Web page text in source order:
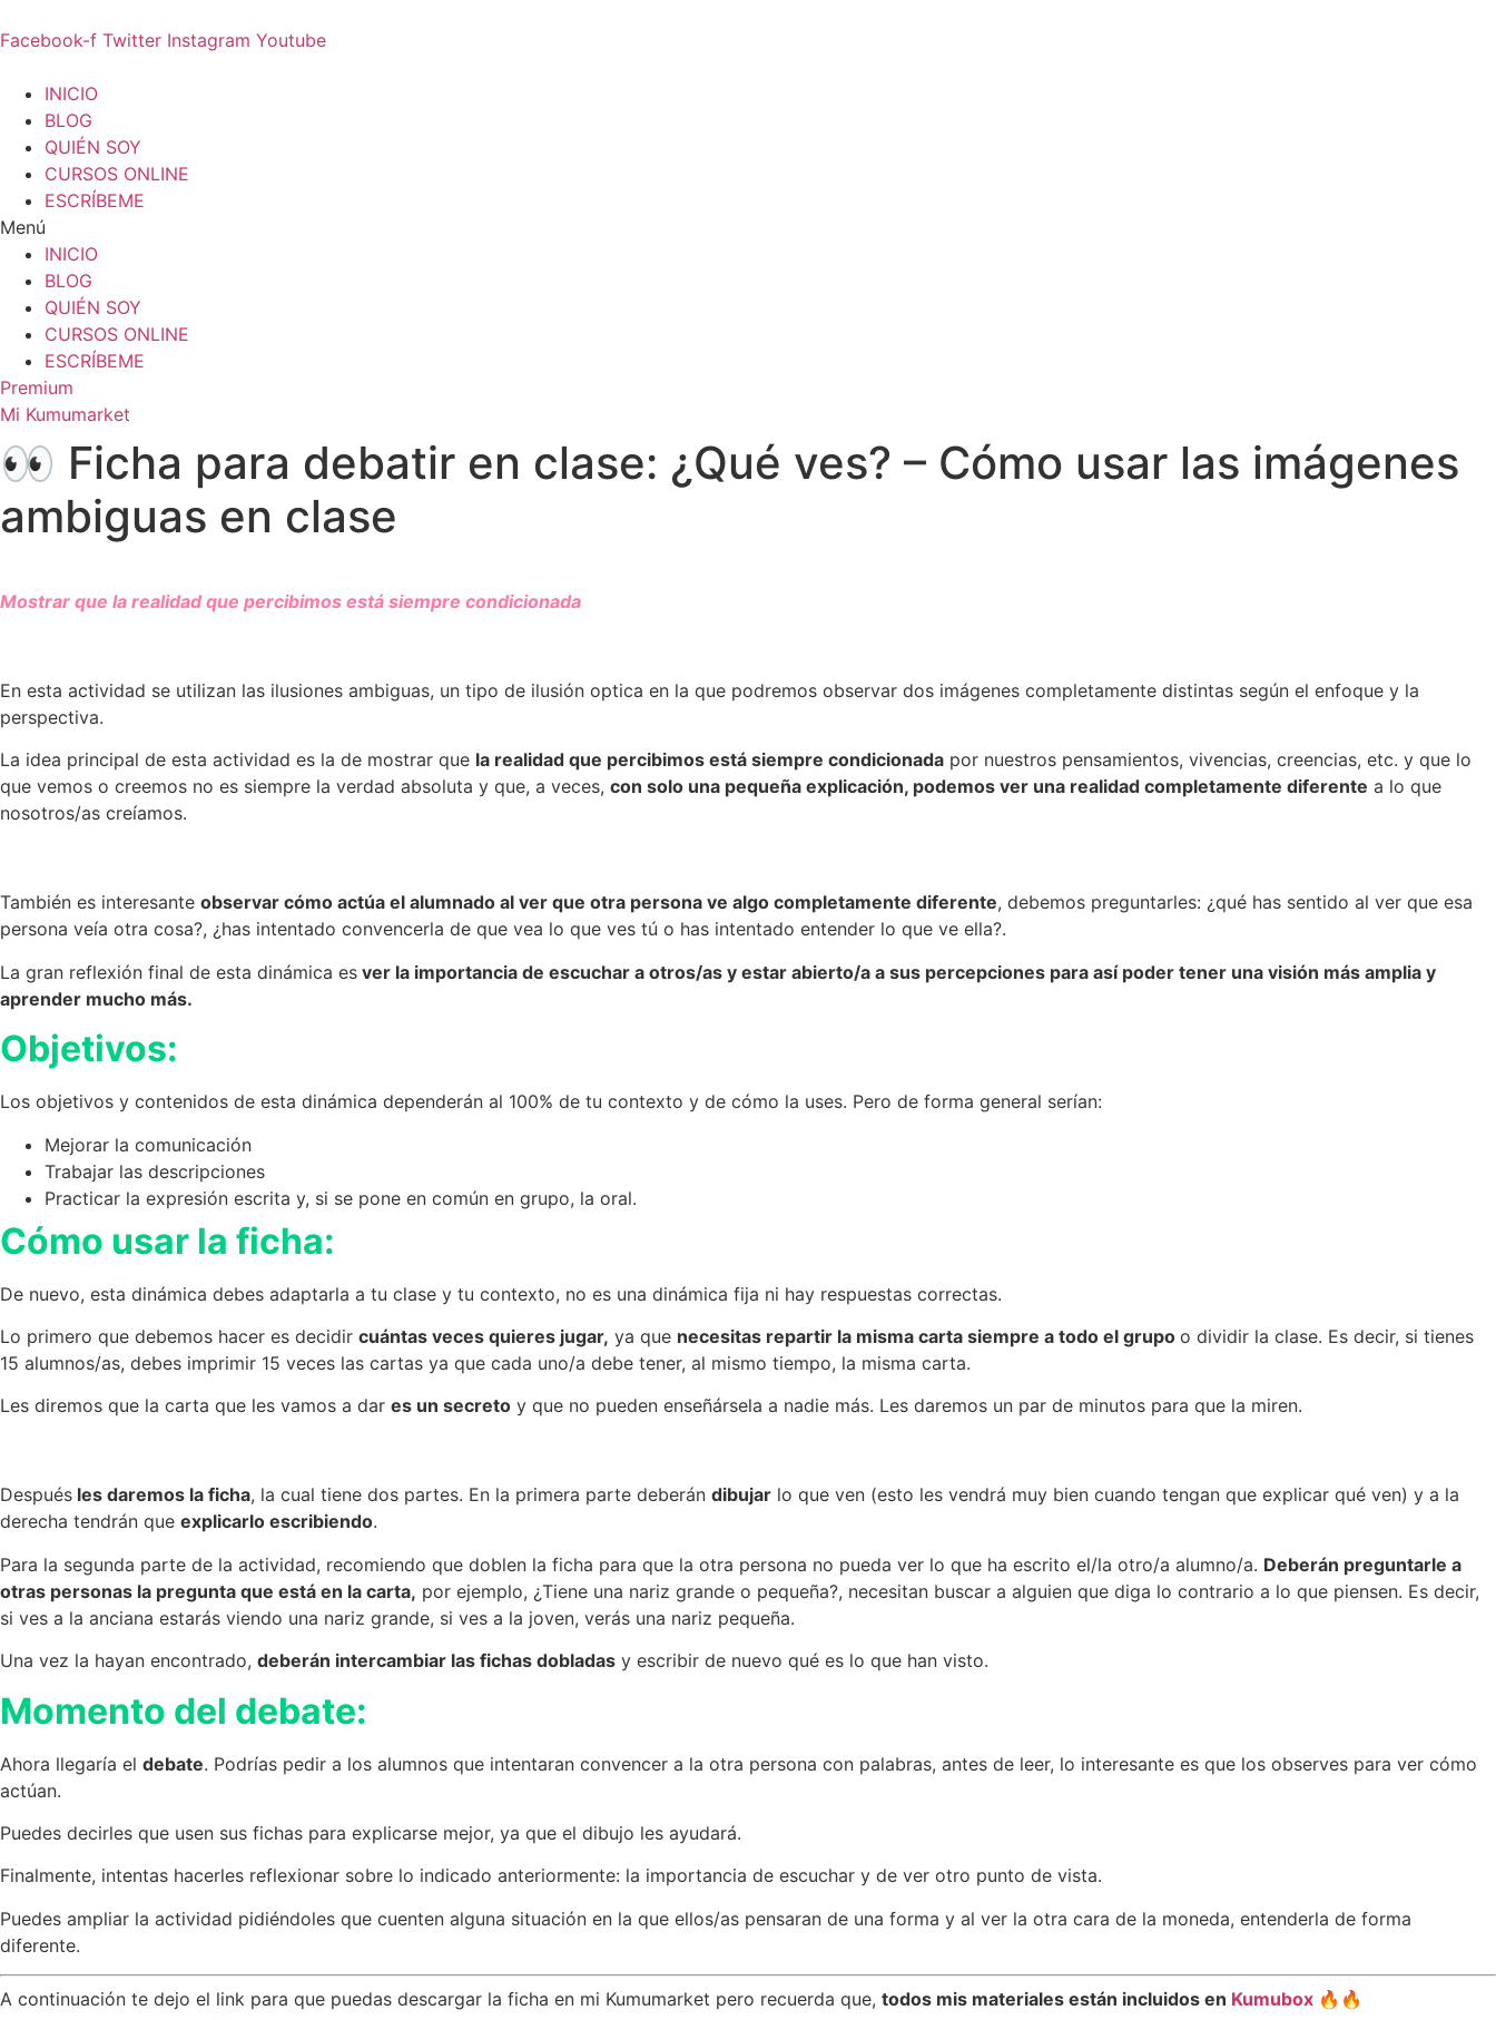
al
Facebook-f Twitter Instagram Youtube
INICIO
BLOG
QUIÉN SOY
CURSOS ONLINE
ESCRÍBEME
Menú
INICIO
BLOG
QUIÉN SOY
CURSOS ONLINE
ESCRÍBEME
Premium
Mi Kumumarket
👀 Ficha para debatir en clase: ¿Qué ves? – Cómo usar las imágenes
ambiguas en clase
Mostrar que la realidad que percibimos está siempre condicionada
En esta actividad se utilizan las ilusiones ambiguas, un tipo de ilusión optica en la que podremos observar dos imágenes completamente distintas según el enfoque y la
perspectiva.
La idea principal de esta actividad es la de mostrar que la realidad que percibimos está siempre condicionada por nuestros pensamientos, vivencias, creencias, etc. y que lo
que vemos o creemos no es siempre la verdad absoluta y que, a veces, con solo una pequeña explicación, podemos ver una realidad completamente diferente a lo que
nosotros/as creíamos.
También es interesante observar cómo actúa el alumnado al ver que otra persona ve algo completamente diferente, debemos preguntarles: ¿qué has sentido al ver que esa
persona veía otra cosa?, ¿has intentado convencerla de que vea lo que ves tú o has intentado entender lo que ve ella?.
La gran reflexión final de esta dinámica es ver la importancia de escuchar a otros/as y estar abierto/a a sus percepciones para así poder tener una visión más amplia y
aprender mucho más.
Objetivos:
Los objetivos y contenidos de esta dinámica dependerán al 100% de tu contexto y de cómo la uses. Pero de forma general serían:
Mejorar la comunicación
Trabajar las descripciones
Practicar la expresión escrita y, si se pone en común en grupo, la oral.
Cómo usar la ficha:
De nuevo, esta dinámica debes adaptarla a tu clase y tu contexto, no es una dinámica fija ni hay respuestas correctas.
Lo primero que debemos hacer es decidir cuántas veces quieres jugar, ya que necesitas repartir la misma carta siempre a todo el grupo o dividir la clase. Es decir, si tienes
15 alumnos/as, debes imprimir 15 veces las cartas ya que cada uno/a debe tener, al mismo tiempo, la misma carta.
Les diremos que la carta que les vamos a dar es un secreto y que no pueden enseñársela a nadie más. Les daremos un par de minutos para que la miren.
Después les daremos la ficha, la cual tiene dos partes. En la primera parte deberán dibujar lo que ven (esto les vendrá muy bien cuando tengan que explicar qué ven) y a la
derecha tendrán que explicarlo escribiendo.
Para la segunda parte de la actividad, recomiendo que doblen la ficha para que la otra persona no pueda ver lo que ha escrito el/la otro/a alumno/a. Deberán preguntarle a
otras personas la pregunta que está en la carta, por ejemplo, ¿Tiene una nariz grande o pequeña?, necesitan buscar a alguien que diga lo contrario a lo que piensen. Es decir,
si ves a la anciana estarás viendo una nariz grande, si ves a la joven, verás una nariz pequeña.
Una vez la hayan encontrado, deberán intercambiar las fichas dobladas y escribir de nuevo qué es lo que han visto.
Momento del debate:
Ahora llegaría el debate. Podrías pedir a los alumnos que intentaran convencer a la otra persona con palabras, antes de leer, lo interesante es que los observes para ver cómo
actúan.
Puedes decirles que usen sus fichas para explicarse mejor, ya que el dibujo les ayudará.
Finalmente, intentas hacerles reflexionar sobre lo indicado anteriormente: la importancia de escuchar y de ver otro punto de vista.
Puedes ampliar la actividad pidiéndoles que cuenten alguna situación en la que ellos/as pensaran de una forma y al ver la otra cara de la moneda, entenderla de forma
diferente.
A continuación te dejo el link para que puedas descargar la ficha en mi Kumumarket pero recuerda que, todos mis materiales están incluidos en Kumubox 🔥 🔥